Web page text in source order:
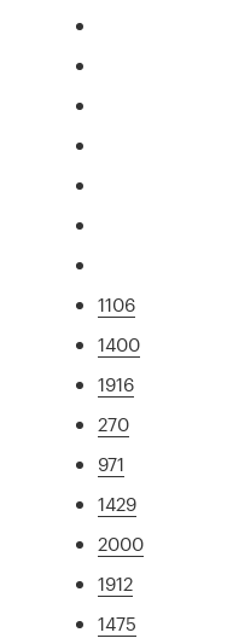
1106
1400
1916
270
971
1429
2000
1912
1475